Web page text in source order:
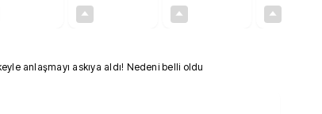
anlaşmayı askıya aldı! Nedeni belli oldu